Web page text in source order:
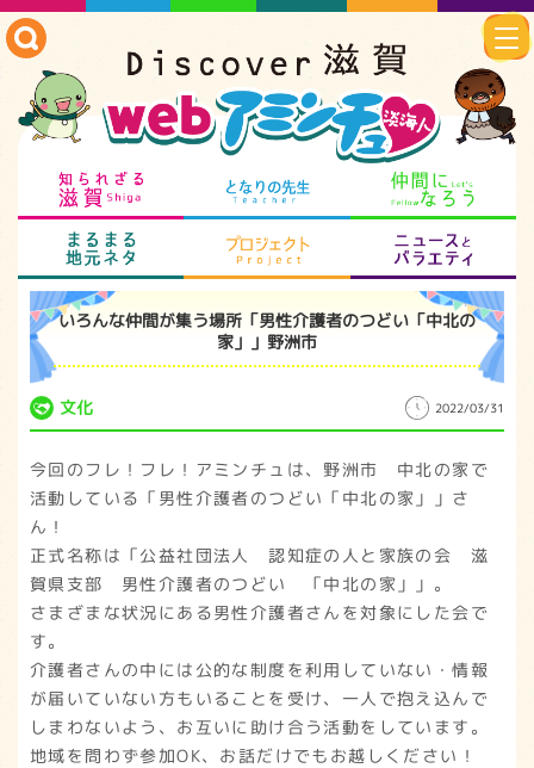
知られざる滋賀 となりの先生
まるまる地元ネタ プロジェクト
いろんな仲間が集う場所「男性介護者のつどい「中北の
家」」野洲市
文化 2022/03/31
今回のフレ！フレ！アミンチュは、野洲市 中北の家で
活動している「男性介護者のつどい「中北の家」」さ
ん！
正式名称は「公益社団法人 認知症の人と家族の会 滋
賀県支部 男性介護者のつどい 「中北の家」」。
さまざまな状況にある男性介護者さんを対象にした会で
す。
介護者さんの中には公的な制度を利用していない・情報
が届いていない方もいることを受け、一人で抱え込んで
しまわないよう、お互いに助け合う活動をしています。
地域を問わず参加OK、お話だけでもお越しください！